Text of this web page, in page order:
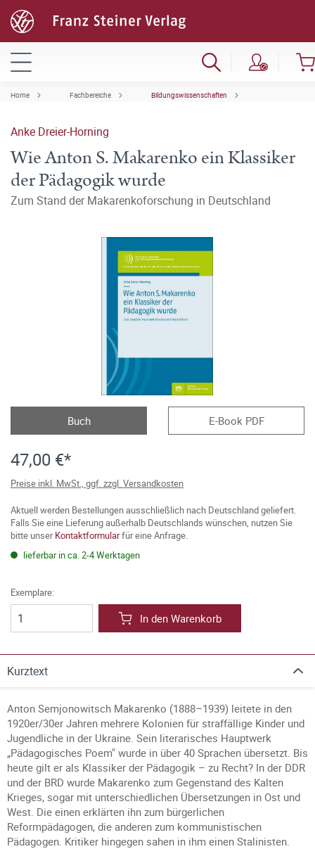
Home Fachbereiche Bildungswissenschaften
Anke Dreier-Horning
Wie Anton S. Makarenko ein Klassiker
der Pädagogik wurde
Zum Stand der Makarenkoforschung in Deutschland
Buch E-Book PDF
47,00 €*
Preise inkl. MwSt., ggf. zzgl. Versandkosten
Aktuell werden Bestellungen ausschließlich nach Deutschland geliefert.
Falls Sie eine Lieferung außerhalb Deutschlands wünschen, nutzen Sie
bitte unserKontaktformularfür eine Anfrage.
lieferbar in ca. 2-4 Werktagen
Exemplare:
In den Warenkorb
Kurztext
Anton Semjonowitsch Makarenko (1888–1939) leitete in den
1920er/30er Jahren mehrere Kolonien für straffällige Kinder und
Jugendliche in der Ukraine. Sein literarisches Hauptwerk
„Pädagogisches Poem" wurde in über 40 Sprachen übersetzt. Bis
heute gilt er als Klassiker der Pädagogik – zu Recht? In der DDR
und der BRD wurde Makarenko zum Gegenstand des Kalten
Krieges, sogar mit unterschiedlichen Übersetzungen in Ost und
West. Die einen erklärten ihn zum bürgerlichen
Reformpädagogen, die anderen zum kommunistischen
Pädagogen. Kritiker hingegen sahen in ihm einen Stalinisten.